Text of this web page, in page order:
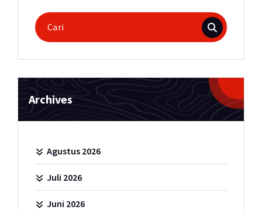
Pencarian
untuk:
Archives
Agustus 2026
Juli 2026
Juni 2026